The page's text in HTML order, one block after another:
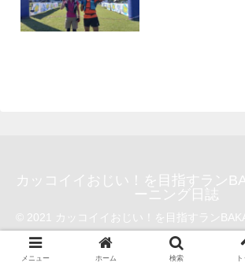
カッコイイおじい！を目指すラン
ーニング日誌
© 2021 カッコイイおじい！を目指すラン
グ日誌.
メニュー ホーム 検索